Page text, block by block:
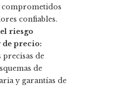
confiables.
riesgo
precio:
de
de
y garantías de